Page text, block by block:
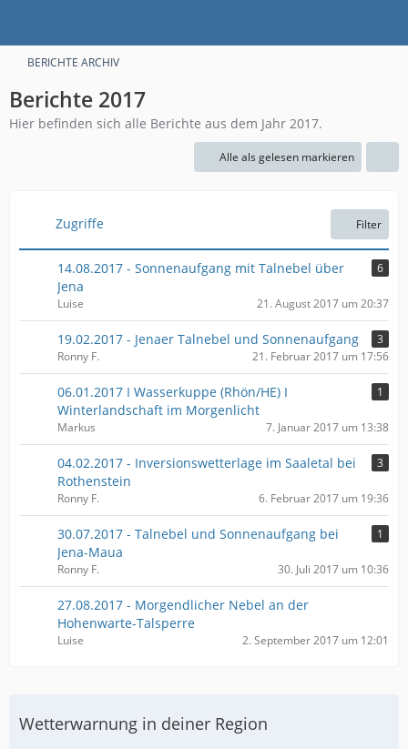
BERICHTE ARCHIV
Berichte 2017
Hier befinden sich alle Berichte aus dem Jahr 2017.
Alle als gelesen markieren
Zugriffe Filter
14.08.2017 - Sonnenaufgang mit Talnebel über
Jena
6
Luise 21. August 2017 um 20:37
19.02.2017 - Jenaer Talnebel und Sonnenaufgang
3
Ronny F.
21. Februar 2017 um 17:56
06.01.2017 I Wasserkuppe (Rhön/HE) I
Winterlandschaft im Morgenlicht
1
Markus 7. Januar 2017 um 13:38
04.02.2017 - Inversionswetterlage im Saaletal bei
Rothenstein
3
Ronny F. 6. Februar 2017 um 19:36
30.07.2017 - Talnebel und Sonnenaufgang bei
Jena-Maua
1
Ronny F. 30. Juli 2017 um 10:36
27.08.2017 - Morgendlicher Nebel an der
Hohenwarte-Talsperre
Luise 2. September 2017 um 12:01
Wetterwarnung in deiner Region